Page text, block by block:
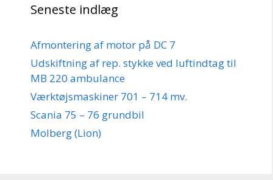
Seneste indlæg
Afmontering af motor på DC 7
Udskiftning af rep. stykke ved luftindtag til
MB 220 ambulance
Værktøjsmaskiner 701 – 714 mv.
Scania 75 – 76 grundbil
Molberg (Lion)